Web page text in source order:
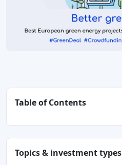
Table of Contents
Topics & investment types